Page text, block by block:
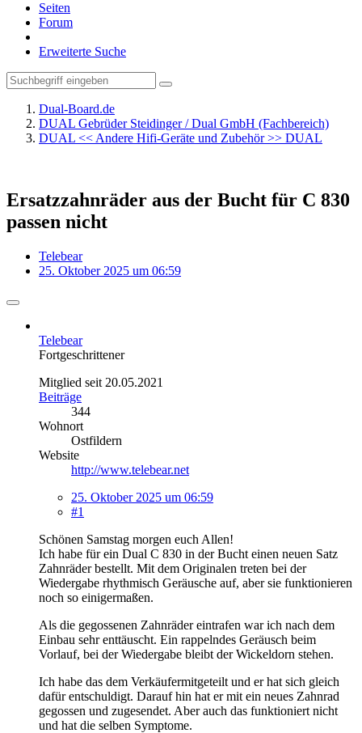
Seiten
Forum
Erweiterte Suche
Dual-Board.de
DUAL Gebrüder Steidinger / Dual GmbH (Fachbereich)
DUAL << Andere Hifi-Geräte und Zubehör >> DUAL
Ersatzzahnräder aus der Bucht für C 830
passen nicht
Telebear
25. Oktober 2025 um 06:59
Telebear
Fortgeschrittener
Mitglied seit 20.05.2021
Beiträge
344
Wohnort
Ostfildern
Website
http://www.telebear.net
25. Oktober 2025 um 06:59
#1
Schönen Samstag morgen euch Allen!
Ich habe für ein Dual C 830 in der Bucht einen neuen Satz
Zahnräder bestellt. Mit dem Originalen treten bei der
Wiedergabe rhythmisch Geräusche auf, aber sie funktionieren
noch so einigermaßen.
Als die gegossenen Zahnräder eintrafen war ich nach dem
Einbau sehr enttäuscht. Ein rappelndes Geräusch beim
Vorlauf, bei der Wiedergabe bleibt der Wickeldorn stehen.
Ich habe das dem Verkäufermitgeteilt und er hat sich gleich
dafür entschuldigt. Darauf hin hat er mit ein neues Zahnrad
gegossen und zugesendet. Aber auch das funktioniert nicht
und hat die selben Symptome.